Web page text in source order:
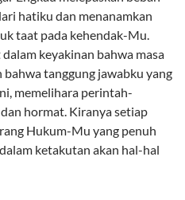
hatiku dan menanamkan
taat pada kehendak-Mu.
keyakinan bahwa masa
tanggung jawabku yang
memelihara perintah-
hormat. Kiranya setiap
Hukum-Mu yang penuh
ketakutan akan hal-hal